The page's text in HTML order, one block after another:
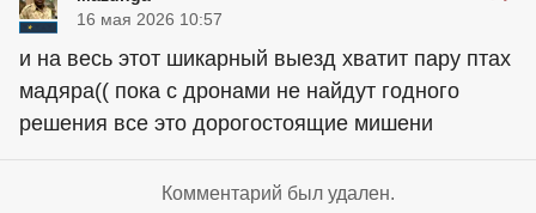
16 мая 2026 10:57
и на весь этот шикарный выезд хватит пару птах
мадяра(( пока с дронами не найдут годного
решения все это дорогостоящие мишени
Комментарий был удален.